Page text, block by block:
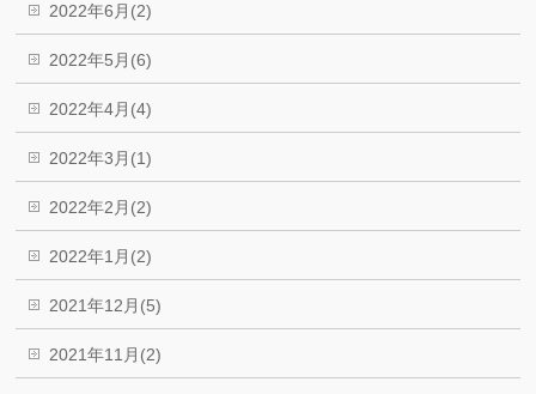
2022年6月(2)
2022年5月(6)
2022年4月(4)
2022年3月(1)
2022年2月(2)
2022年1月(2)
2021年12月(5)
2021年11月(2)